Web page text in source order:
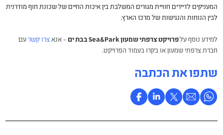
המעניקים לדיירים חוויית מגורים המשלבת בין איכות החיים של שכונת חוף מודרנית
לבין הנוחות והנגישות של מרכז הארץ.
למידע נוסף עלפרויקט צרפתי שמעון Sea&Park בבת ים – אנאצרו קשר עם
חברת צרפתי שמעון או בקרו בעמוד הפרויקט.
שתפו את הכתבה